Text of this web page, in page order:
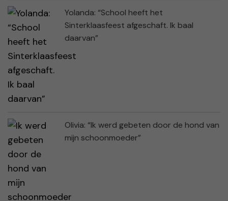
Yolanda: “School heeft het
Sinterklaasfeest afgeschaft. Ik baal
daarvan”
Olivia: “Ik werd gebeten door de hond van
mijn schoonmoeder”